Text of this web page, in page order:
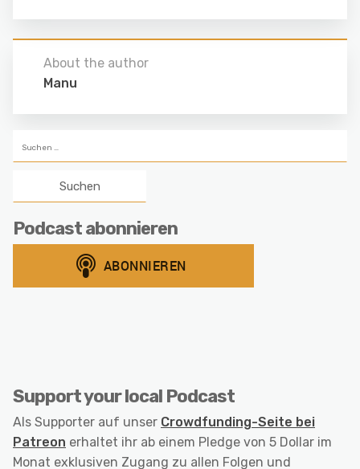
About the author
Manu
nach:
Podcast abonnieren
Support your local Podcast
Als Supporter auf unser Crowdfunding-Seite bei
Patreon erhaltet ihr ab einem Pledge von 5 Dollar im
Monat exklusiven Zugang zu allen Folgen und